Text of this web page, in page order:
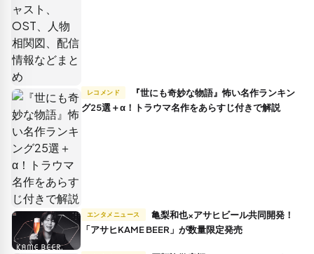
レコメンド
グ25選＋α！トラウマ名作をあらすじ付きで解説
エンタメニュース
「アサヒKAME BEER」が数量限定発売